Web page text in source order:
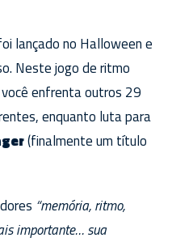
lançado no Halloween e
Neste jogo de ritmo
enfrenta outros 29
enquanto luta para
(finalmente um título
“memória, ritmo,
importante… sua